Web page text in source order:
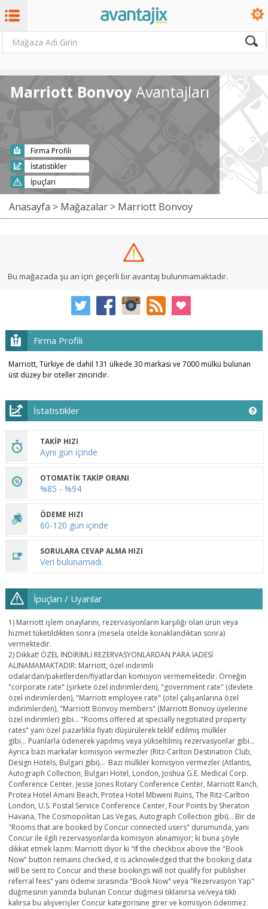
Marriott BonvoyAvantajları
Firma Profili
İstatistikler
İpuçları
Anasayfa > Mağazalar > Marriott Bonvoy
Bu mağazada şu an için geçerli bir avantaj bulunmamaktadır.
Firma Profili
Marriott, Türkiye de dahil 131 ülkede 30 markası ve 7000 mülkü bulunan
üst düzey bir oteller zinciridir.
İstatistikler
TAKİP HIZI
Aynı gün içinde
OTOMATİK TAKİP ORANI
%85 - %94
ÖDEME HIZI
60-120 gün içinde
SORULARA CEVAP ALMA HIZI
Veri bulunamadı.
İpuçları / Uyarılar
1) Marriott işlem onaylarını, rezervasyonların karşılığı olan ürün veya
hizmet tüketildikten sonra (mesela otelde konaklandıktan sonra)
vermektedir.
2) Dikkat! ÖZEL İNDİRİMLİ REZERVASYONLARDAN PARA İADESİ
ALINAMAMAKTADIR: Marriott, özel indirimli
odalardan/paketlerden/fiyatlardan komisyon vermemektedir. Örneğin
"corporate rate" (şirkete özel indirimlerden), "government rate" (devlete
özel indirimlerden), "Marriott employee rate" (otel çalışanlarına özel
indirimlerden), "Marriott Bonvoy members" (Marriott Bonvoy üyelerine
özel indirimler) gibi... "Rooms offered at specially negotiated property
rates" yani özel pazarlıkla fiyatı düşürülerek teklif edilmiş mülkler
gibi... Puanlarla ödenerek yapılmış veya yükseltilmiş rezervasyonlar gibi...
Ayrıca bazı markalar komisyon vermezler (Ritz-Carlton Destination Club,
Design Hotels, Bulgari gibi)... Bazı mülkler komisyon vermezler (Atlantis,
Autograph Collection, Bulgari Hotel, London, Joshua G.E. Medical Corp.
Conference Center, Jesse Jones Rotary Conference Center, Marriott Ranch,
Protea Hotel Amani Beach, Protea Hotel Mbweni Ruins, The Ritz-Carlton
London, U.S. Postal Service Conference Center, Four Points by Sheraton
Havana, The Cosmopolitan Las Vegas, Autograph Collection gibi)... Bir de
"Rooms that are booked by Concur connected users" durumunda, yani
Concur ile ilgili rezervasyonlarda komisyon alınamıyor; ki buna şöyle
dikkat etmek lazım: Marriott diyor ki "If the checkbox above the "Book
Now" button remains checked, it is acknowledged that the booking data
will be sent to Concur and these bookings will not qualify for publisher
referral fees" yani ödeme sırasında "Book Now" veya "Rezervasyon Yap"
düğmesinin yanında bulunan Concur düğmesi tıklanırsa ve/veya tıklı
kalırsa bu alışverişler Concur kategorisine girer ve komisyon ödenmez.